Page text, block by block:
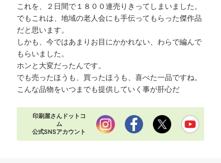
これを、２日間で１８００連売りきってしまいました。
でもこれは、地域の老人会にも手伝ってもらった傑作品
だと思います。
しかも、今ではあまりお目にかかれない、わらで編んで
もらいました。
ホンと大変だったんです。
でも売ったほうも、買ったほうも、喜べた一品ですね。
こんな品物をいつまでも提供していく事が肝心だ
印刷屋さんドットコ
ム
公式SNSアカウント